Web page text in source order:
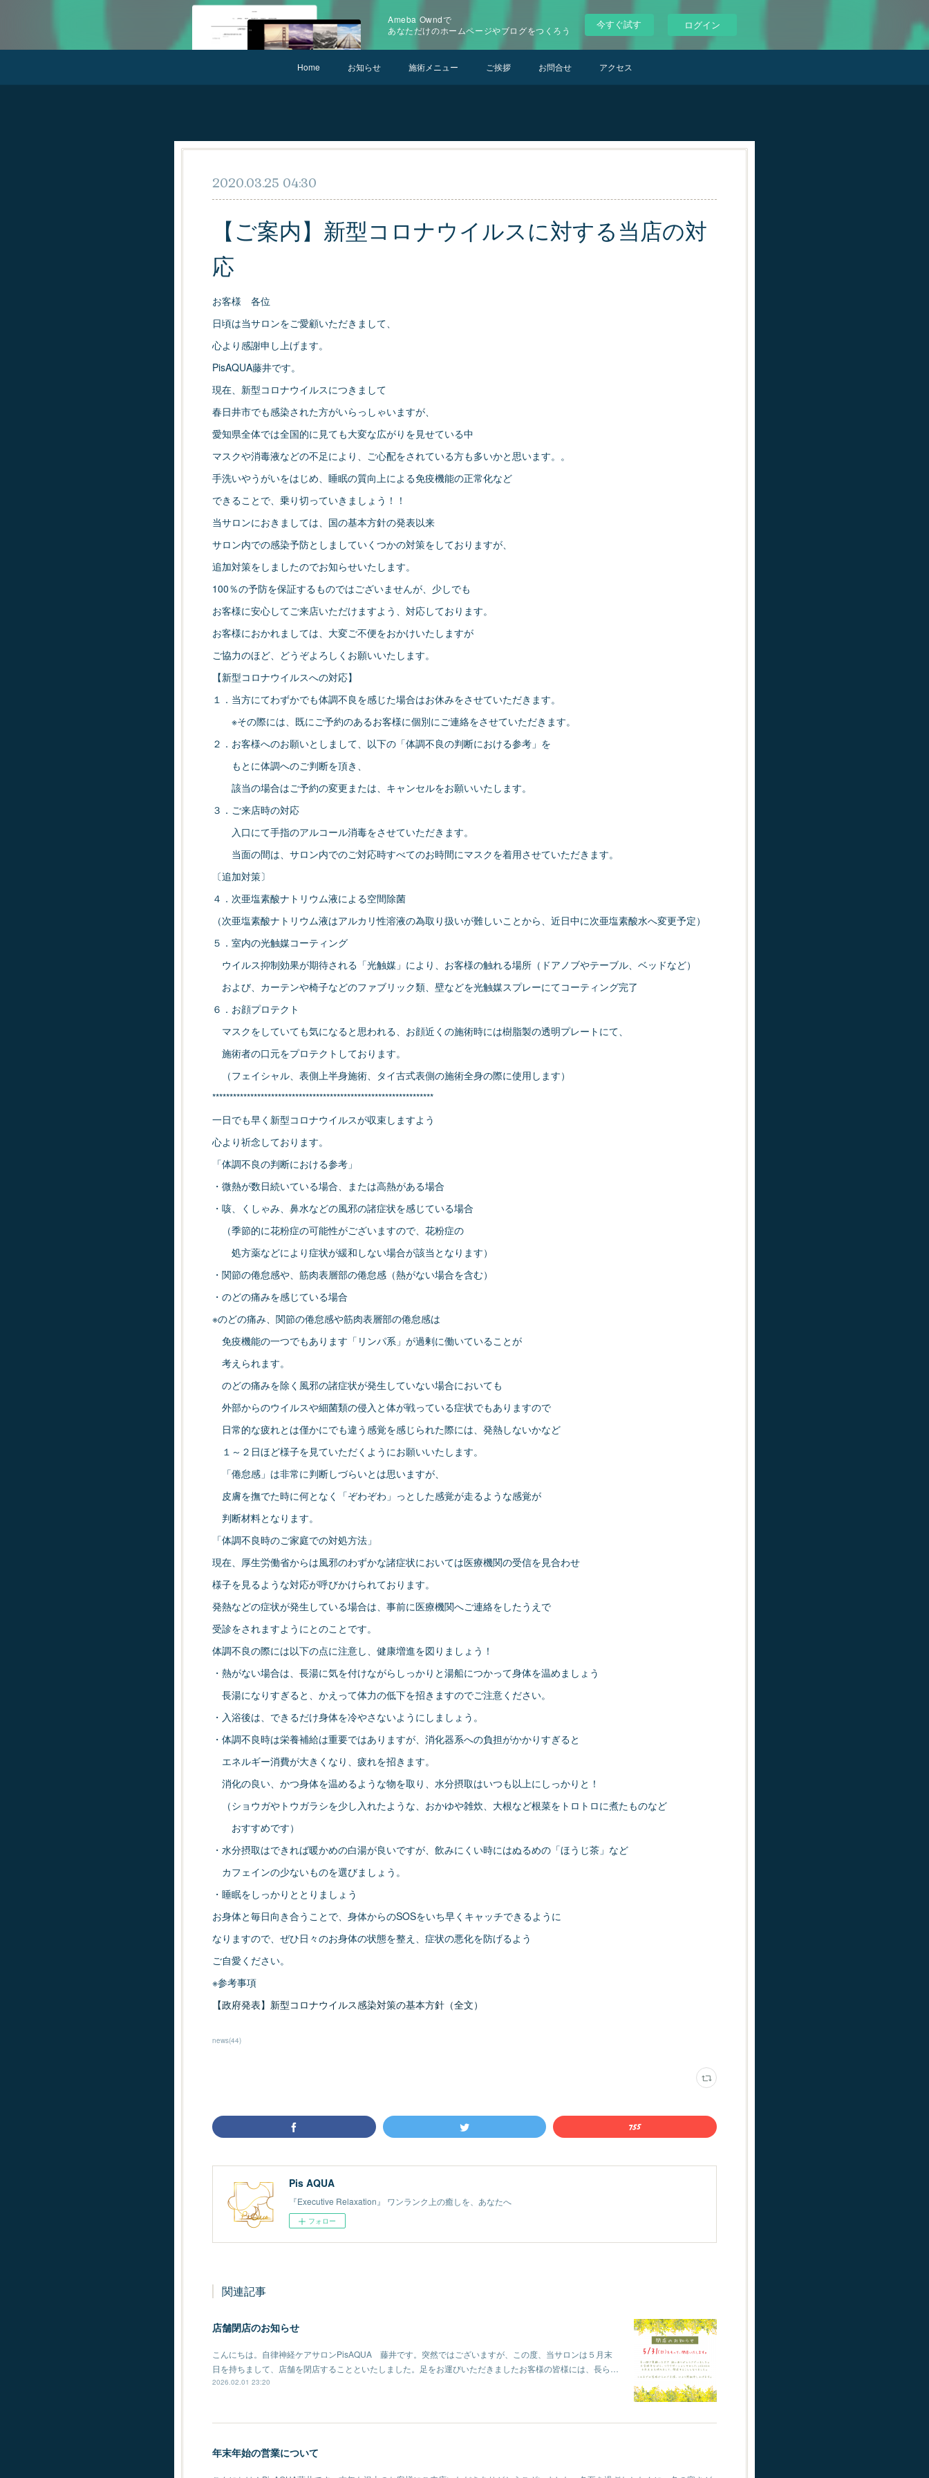
Ameba Owndで
あなただけのホームページやブログをつくろう
今すぐ試す ログイン
Home お知らせ 施術メニュー ご挨拶 お問合せ アクセス
2020.03.25 04:30
【ご案内】新型コロナウイルスに対する当店の対
応
お客様 各位
日頃は当サロンをご愛顧いただきまして、
心より感謝申し上げます。
PisAQUA藤井です。
現在、新型コロナウイルスにつきまして
春日井市でも感染された方がいらっしゃいますが、
愛知県全体では全国的に見ても大変な広がりを見せている中
マスクや消毒液などの不足により、ご心配をされている方も多いかと思います。。
手洗いやうがいをはじめ、睡眠の質向上による免疫機能の正常化など
できることで、乗り切っていきましょう！！
当サロンにおきましては、国の基本方針の発表以来
サロン内での感染予防としましていくつかの対策をしておりますが、
追加対策をしましたのでお知らせいたします。
100％の予防を保証するものではございませんが、少しでも
お客様に安心してご来店いただけますよう、対応しております。
お客様におかれましては、大変ご不便をおかけいたしますが
ご協力のほど、どうぞよろしくお願いいたします。
【新型コロナウイルスへの対応】
１．当方にてわずかでも体調不良を感じた場合はお休みをさせていただきます。
※その際には、既にご予約のあるお客様に個別にご連絡をさせていただきます。
２．お客様へのお願いとしまして、以下の「体調不良の判断における参考」を
もとに体調へのご判断を頂き、
該当の場合はご予約の変更または、キャンセルをお願いいたします。
３．ご来店時の対応
入口にて手指のアルコール消毒をさせていただきます。
当面の間は、サロン内でのご対応時すべてのお時間にマスクを着用させていただきます。
〔追加対策〕
４．次亜塩素酸ナトリウム液による空間除菌
（次亜塩素酸ナトリウム液はアルカリ性溶液の為取り扱いが難しいことから、近日中に次亜塩素酸水へ変更予定）
５．室内の光触媒コーティング
ウイルス抑制効果が期待される「光触媒」により、お客様の触れる場所（ドアノブやテーブル、ベッドなど）
および、カーテンや椅子などのファブリック類、壁などを光触媒スプレーにてコーティング完了
６．お顔プロテクト
マスクをしていても気になると思われる、お顔近くの施術時には樹脂製の透明プレートにて、
施術者の口元をプロテクトしております。
（フェイシャル、表側上半身施術、タイ古式表側の施術全身の際に使用します）
****************************************************************
一日でも早く新型コロナウイルスが収束しますよう
心より祈念しております。
「体調不良の判断における参考」
・微熱が数日続いている場合、または高熱がある場合
・咳、くしゃみ、鼻水などの風邪の諸症状を感じている場合
（季節的に花粉症の可能性がございますので、花粉症の
処方薬などにより症状が緩和しない場合が該当となります）
・関節の倦怠感や、筋肉表層部の倦怠感（熱がない場合を含む）
・のどの痛みを感じている場合
※のどの痛み、関節の倦怠感や筋肉表層部の倦怠感は
免疫機能の一つでもあります「リンパ系」が過剰に働いていることが
考えられます。
のどの痛みを除く風邪の諸症状が発生していない場合においても
外部からのウイルスや細菌類の侵入と体が戦っている症状でもありますので
日常的な疲れとは僅かにでも違う感覚を感じられた際には、発熱しないかなど
１～２日ほど様子を見ていただくようにお願いいたします。
「倦怠感」は非常に判断しづらいとは思いますが、
皮膚を撫でた時に何となく「ぞわぞわ」っとした感覚が走るような感覚が
判断材料となります。
「体調不良時のご家庭での対処方法」
現在、厚生労働省からは風邪のわずかな諸症状においては医療機関の受信を見合わせ
様子を見るような対応が呼びかけられております。
発熱などの症状が発生している場合は、事前に医療機関へご連絡をしたうえで
受診をされますようにとのことです。
体調不良の際には以下の点に注意し、健康増進を図りましょう！
・熱がない場合は、長湯に気を付けながらしっかりと湯船につかって身体を温めましょう
長湯になりすぎると、かえって体力の低下を招きますのでご注意ください。
・入浴後は、できるだけ身体を冷やさないようにしましょう。
・体調不良時は栄養補給は重要ではありますが、消化器系への負担がかかりすぎると
エネルギー消費が大きくなり、疲れを招きます。
消化の良い、かつ身体を温めるような物を取り、水分摂取はいつも以上にしっかりと！
（ショウガやトウガラシを少し入れたような、おかゆや雑炊、大根など根菜をトロトロに煮たものなど
おすすめです）
・水分摂取はできれば暖かめの白湯が良いですが、飲みにくい時にはぬるめの「ほうじ茶」など
カフェインの少ないものを選びましょう。
・睡眠をしっかりととりましょう
お身体と毎日向き合うことで、身体からのSOSをいち早くキャッチできるように
なりますので、ぜひ日々のお身体の状態を整え、症状の悪化を防げるよう
ご自愛ください。
※参考事項
【政府発表】新型コロナウイルス感染対策の基本方針（全文）
news(44)
Pis AQUA
『Executive Relaxation』 ワンランク上の癒しを、あなたへ
フォロー
関連記事
店舗閉店のお知らせ
こんにちは。自律神経ケアサロンPisAQUA 藤井です。突然ではございますが、この度、当サロンは５月末
日を持ちまして、店舗を閉店することといたしました。足をお運びいただきましたお客様の皆様には、長ら…
2026.02.01 23:20
年末年始の営業について